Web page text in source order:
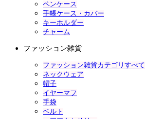
ペンケース
手帳ケース・カバー
キーホルダー
チャーム
ファッション雑貨
ファッション雑貨カテゴリすべて
ネックウェア
帽子
イヤーマフ
手袋
ベルト